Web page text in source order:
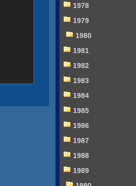
1978
1979
1980
1981
1982
1983
1984
1985
1986
1987
1988
1989